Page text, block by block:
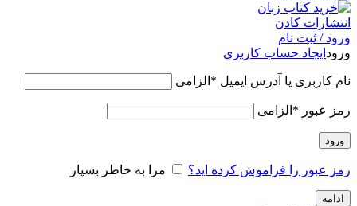
ورود / ثبت نام
ورود ایجاد حساب کاربری
نام کاربری یا آدرس ایمیل * الزامی
رمز عبور * الزامی
ورود
رمز عبور را فراموش کرده اید؟ مرا به خاطر بسپار
ادامه